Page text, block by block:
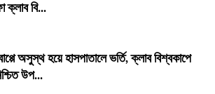
ক্লাব বি...
অসুস্থ হয়ে হাসপাতালে ভর্তি, ক্লাব বিশ্বকাপে
উপ...